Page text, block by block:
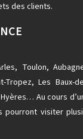
des clients.
Toulon,
Tropez, Les Baux-
Au cours
pourront visiter